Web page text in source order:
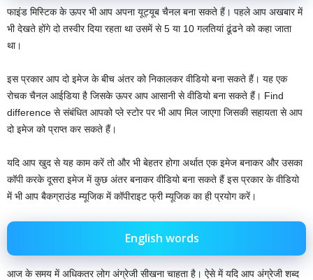
फाइंड मिस्टिक के ऊपर भी आप अपना यूट्यूब चैनल बना सकते हैं। पहले आप अखबार में
भी देखते होंगे दो तस्वीर दिया रहता था उसमें से 5 या 10 गलतियां ढूंढने को कहा जाता
था।
इस प्रकार आप दो इमेज के बीच अंतर को निकालकर वीडियो बना सकते हैं। यह एक
रोचक चैनल आईडिया है जिसके ऊपर आप आसानी से वीडियो बना सकते हैं। Find
difference से संबंधित आपको प्ले स्टोर पर भी आप मिल जाएगा जिसकी सहायता से आप
दो इमेज को प्राप्त कर सकते हैं।
यदि आप खुद से यह काम करें तो और भी बेहतर होगा अर्थात एक इमेज बनाकर और उसका
कॉपी करके दूसरा इमेज में कुछ अंतर बनाकर वीडियो बना सकते हैं इस प्रकार के वीडियो
में भी आप बैकग्राउंड म्यूजिक में कॉपीराइट फ्री म्यूजिक का ही प्रयोग करें।
English words
आज के समय में अधिकतर लोग अंग्रेजी सीखना चाहता है। ऐसे में यदि आप अंग्रेजी शब्द